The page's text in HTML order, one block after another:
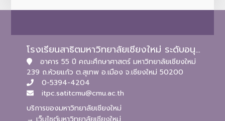
โรงเรียนสาธิตมหาวิทยาลัยเชียงใหม่ ระดับอนุบาลและประถมศึกษา
อาคาร 55 ปี คณะศึกษาศาสตร์ มหาวิทยาลัยเชียงใหม่
239 ถ.ห้วยแก้ว ต.สุเทพ อ.เมือง จ.เชียงใหม่ 50200
0-5394-4204
itpc.satitcmu@cmu.ac.th
บริการของมหาวิทยาลัยเชียงใหม่